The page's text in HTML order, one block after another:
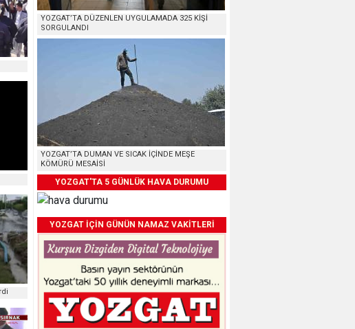
YOZGAT’TA DÜZENLEN UYGULAMADA 325 KİŞİ
SORGULANDI
YOZGAT’TA DUMAN VE SICAK İÇİNDE MEŞE
KÖMÜRÜ MESAİSİ
YOZGAT'TA 5 GÜNLÜK HAVA DURUMU
YOZGAT İÇİN GÜNÜN NAMAZ VAKİTLERİ